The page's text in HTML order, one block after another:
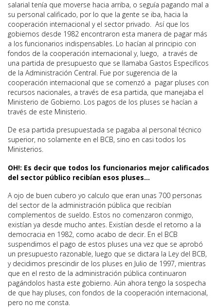
salarial tenía que moverse hacia arriba, o seguía pagando mal a
su personal calificado, por lo que la gente se iba, hacia la
cooperación internacional y el sector privado. Así que los
gobiernos desde 1982 encontraron esta manera de pagar más
a los funcionarios indispensables. Lo hacían al principio con
fondos de la cooperación internacional y, luego, a través de
una partida de presupuesto que se llamaba Gastos Específicos
de la Administración Central. Fue por sugerencia de la
cooperación internacional que se comenzó a pagar pluses con
recursos nacionales, a través de esa partida, que manejaba el
Ministerio de Gobierno. Los pagos de los pluses se hacían a
través de este Ministerio.
De esa partida presupuestada se pagaba al personal técnico
superior, no solamente en el BCB, sino en casi todos los
Ministerios.
OH!: Es decir que todos los funcionarios mejor calificados
del sector público recibían esos pluses…
A ojo de buen cubero yo calculo que eran unas 700 personas
del sector de la administración pública que recibían
complementos de sueldo. Estos no comenzaron conmigo,
existían ya desde mucho antes. Existían desde el retorno a la
democracia en 1982, como acabo de decir. En el BCB
suspendimos el pago de estos pluses una vez que se aprobó
un presupuesto razonable, luego que se dictara la Ley del BCB,
y decidimos prescindir de los pluses en Julio de 1997, mientras
que en el resto de la administración pública continuaron
pagándolos hasta este gobierno. Aún ahora tengo la sospecha
de que hay pluses, con fondos de la cooperación internacional,
pero no me consta.